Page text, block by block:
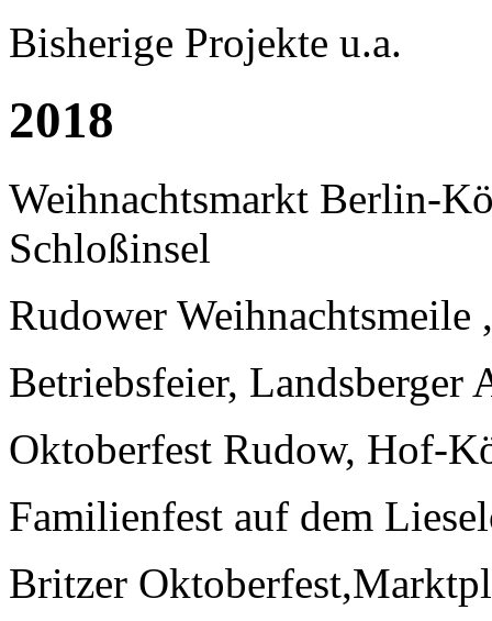
Bisherige Projekte u.a.
2018
Weihnachtsmarkt Berlin-
Schloßinsel
Rudower
Betriebsfeier, Landsberger
Oktoberfest Rudow, Hof-
Familienfest auf dem
Britzer